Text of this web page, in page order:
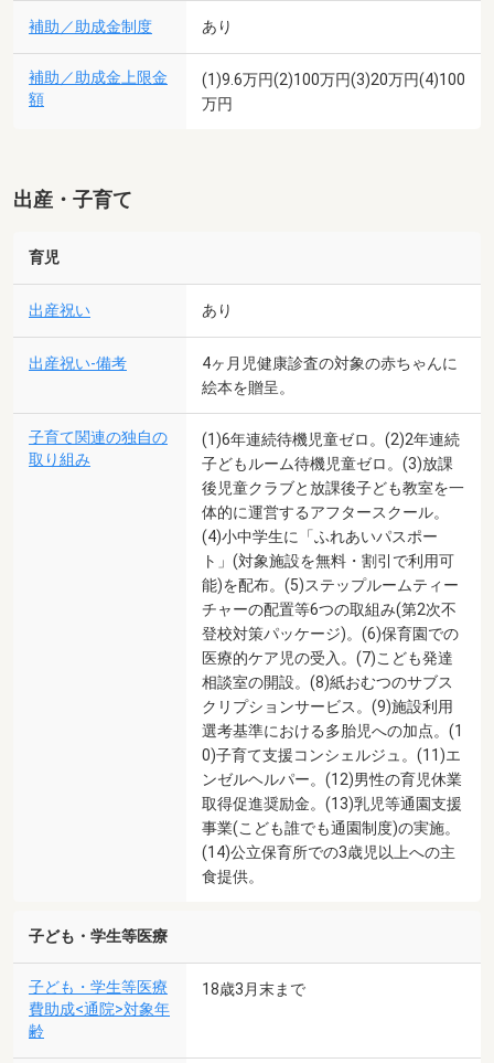
補助／助成金制度 あり
補助／助成金上限金
額
(1)9.6万円(2)100万円(3)20万円(4)100
万円
出産・子育て
育児
出産祝い あり
出産祝い-備考
4ヶ月児健康診査の対象の赤ちゃんに
絵本を贈呈。
子育て関連の独自の
取り組み
(1)6年連続待機児童ゼロ。(2)2年連続
子どもルーム待機児童ゼロ。(3)放課
後児童クラブと放課後子ども教室を一
体的に運営するアフタースクール。
(4)小中学生に「ふれあいパスポー
ト」(対象施設を無料・割引で利用可
能)を配布。(5)ステップルームティー
チャーの配置等6つの取組み(第2次不
登校対策パッケージ)。(6)保育園での
医療的ケア児の受入。(7)こども発達
相談室の開設。(8)紙おむつのサブス
クリプションサービス。(9)施設利用
選考基準における多胎児への加点。(1
0)子育て支援コンシェルジュ。(11)エ
ンゼルヘルパー。(12)男性の育児休業
取得促進奨励金。(13)乳児等通園支援
事業(こども誰でも通園制度)の実施。
(14)公立保育所での3歳児以上への主
食提供。
子ども・学生等医療
子ども・学生等医療
費助成<通院>対象年
齢
18歳3月末まで